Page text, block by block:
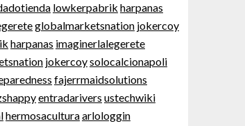
lowkerpabrik harpanas
globalmarketsnation jokercoy
harpanas imaginerlalegerete
jokercoysolocalcionapoli
fajerrmaidsolutions
entradarivers ustechwiki
hermosaculturaarlologgin